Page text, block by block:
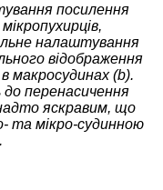
посилення
налаштування
відображення
в макросудинах (b).
перенасичення
яскравим, що
та мікро-судинною